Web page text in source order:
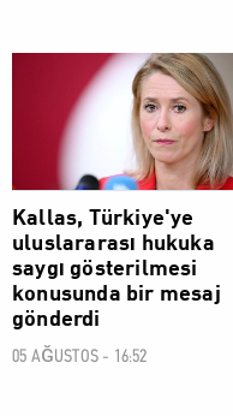
DÜNYA
Kallas, Türkiye'ye
uluslararası hukuka
saygı gösterilmesi
konusunda bir mesaj
gönderdi
05 AĞUSTOS - 16:52